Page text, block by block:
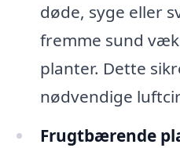
døde, syge eller
fremme sund
planter. Dette
nødvendige
Frugtbærende